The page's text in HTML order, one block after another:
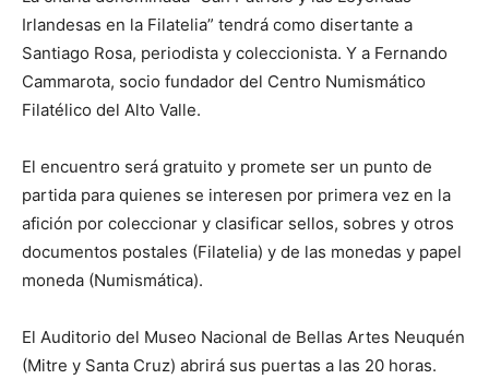
Irlandesas en la Filatelia” tendrá como disertante a
Santiago Rosa, periodista y coleccionista. Y a Fernando
Cammarota, socio fundador del Centro Numismático
Filatélico del Alto Valle.
El encuentro será gratuito y promete ser un punto de
partida para quienes se interesen por primera vez en la
afición por coleccionar y clasificar sellos, sobres y otros
documentos postales (Filatelia) y de las monedas y papel
moneda (Numismática).
El Auditorio del Museo Nacional de Bellas Artes Neuquén
(Mitre y Santa Cruz) abrirá sus puertas a las 20 horas.